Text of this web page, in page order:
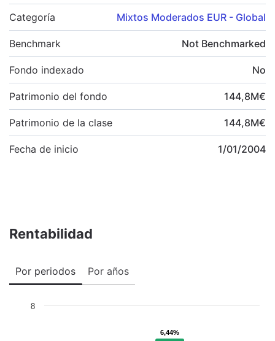
Categoría Mixtos Moderados EUR - Global
Benchmark Not Benchmarked
Fondo indexado No
Patrimonio del fondo 144,8M€
Patrimonio de la clase 144,8M€
Fecha de inicio 1/01/2004
Rentabilidad
Por periodos Por años
6,44%
6,44%
8